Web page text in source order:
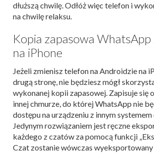
dłuższą chwilę. Odłóż więc telefon i
na chwilę relaksu.
Kopia zapasowa
na iPhone
Jeżeli zmienisz telefon na Androidzie na
drugą stronę, nie będziesz mógł
wykonanej kopii zapasowej. Zapisuje się
innej chmurze, do której WhatsApp nie
dostępu na urządzeniu z innym
Jedynym rozwiązaniem jest ręczne
każdego z czatów za pomocą funkcji
Czat zostanie wówczas